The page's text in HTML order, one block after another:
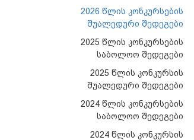
2026 წლის კონკურსების
შუალედური შედეგები
2025 წლის კონკურსების
საბოლოო შედეგები
2025 წლის კონკურსის
შუალედური შედეგები
2024 წლის კონკურსების
საბოლოო შედეგები
2024 წლის კონკურსის